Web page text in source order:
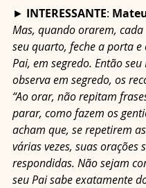
► INTERESSANTE:
Mas, quando orarem,
seu quarto, feche a porta e
Pai, em segredo. Então seu
observa em segredo, os
“Ao orar, não repitam
parar, como fazem os
acham que, se repetirem
várias vezes, suas orações
respondidas. Não sejam
seu Pai sabe exatamente